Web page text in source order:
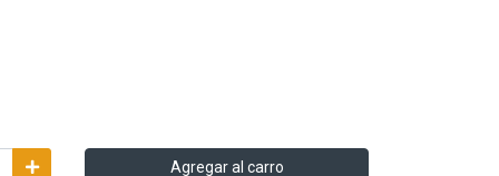
Agregar al carro